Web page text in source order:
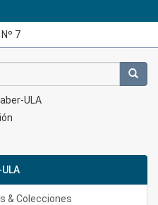
7
ULA
& Colecciones